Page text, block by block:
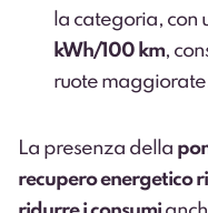
la categoria, con
kWh/100 km,
ruote
La presenza della
recupero energetico